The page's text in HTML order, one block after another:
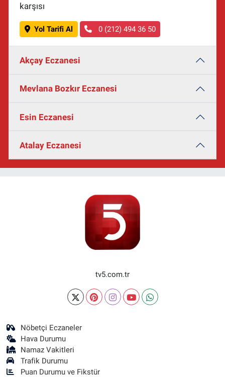
karşısı
Yol Tarifi Al 0 (212) 494 36 50
Akçay Eczanesi
Mevlana Bozkır Eczanesi
Esin Eczanesi
Atalay Eczanesi
tv5.com.tr
Nöbetçi Eczaneler
Hava Durumu
Namaz Vakitleri
Trafik Durumu
Puan Durumu ve Fikstür